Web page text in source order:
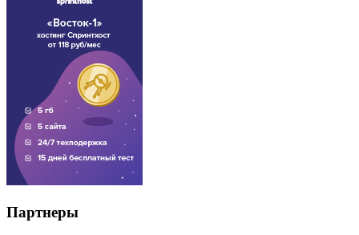
Партнеры